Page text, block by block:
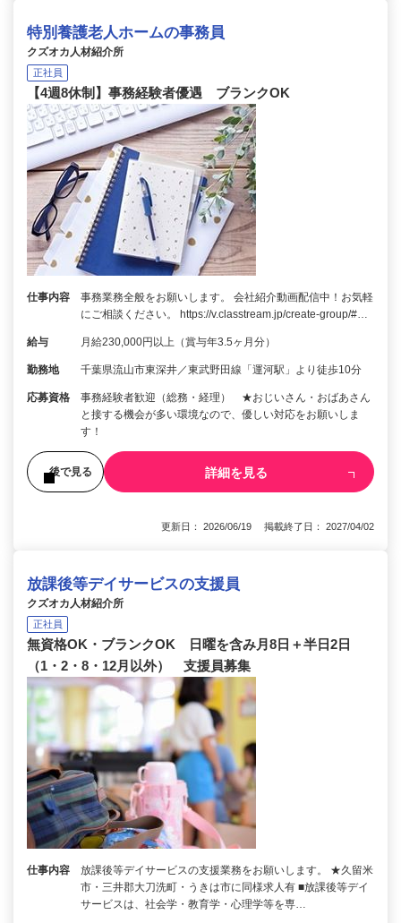
特別養護老人ホームの事務員
クズオカ人材紹介所
正社員
【4週8休制】事務経験者優遇 ブランクOK
仕事内容
事務業務全般をお願いします。 会社紹介動画配信中！お気軽
にご相談ください。 https://v.classtream.jp/create-group/#…
給与 月給230,000円以上（賞与年3.5ヶ月分）
勤務地 千葉県流山市東深井／東武野田線「運河駅」より徒歩10分
応募資格
事務経験者歓迎（総務・経理） ★おじいさん・おばあさん
と接する機会が多い環境なので、優しい対応をお願いしま
す！
後で見る 詳細を見る
更新日： 2026/06/19 掲載終了日： 2027/04/02
放課後等デイサービスの支援員
クズオカ人材紹介所
正社員
無資格OK・ブランクOK 日曜を含み月8日＋半日2日
（1・2・8・12月以外） 支援員募集
仕事内容
放課後等デイサービスの支援業務をお願いします。 ★久留米
市・三井郡大刀洗町・うきは市に同様求人有 ■放課後等デイ
サービスは、社会学・教育学・心理学等を専…